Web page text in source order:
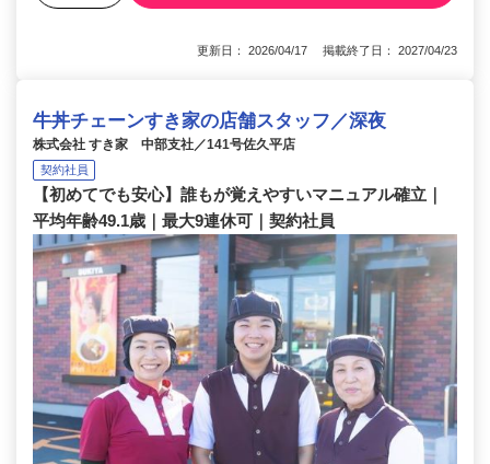
更新日： 2026/04/17 掲載終了日： 2027/04/23
牛丼チェーンすき家の店舗スタッフ／深夜
株式会社 すき家 中部支社／141号佐久平店
契約社員
【初めてでも安心】誰もが覚えやすいマニュアル確立｜
平均年齢49.1歳｜最大9連休可｜契約社員